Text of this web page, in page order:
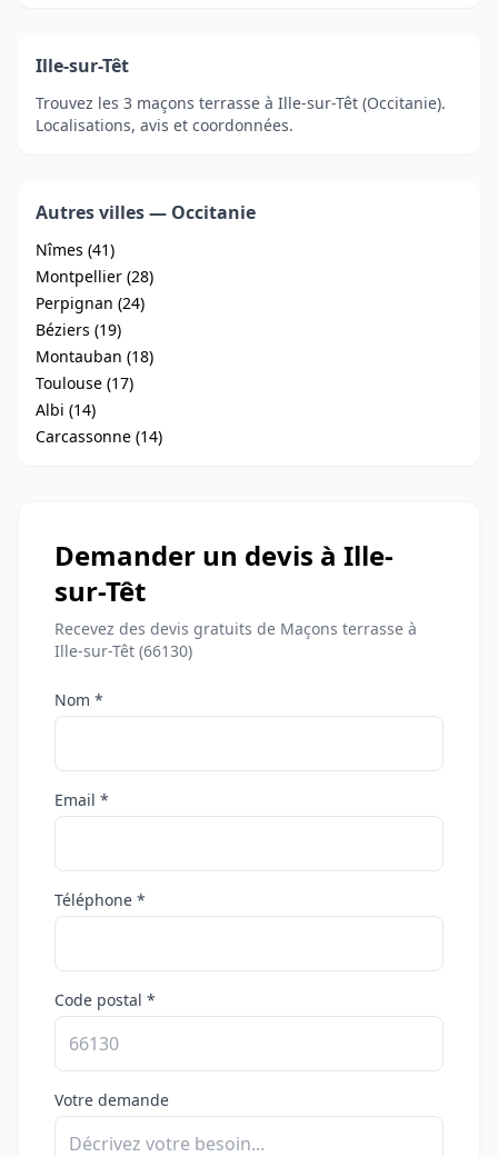
Ille-sur-Têt
Trouvez les 3 maçons terrasse à Ille-sur-Têt (Occitanie).
Localisations, avis et coordonnées.
Autres villes — Occitanie
Nîmes (41)
Montpellier (28)
Perpignan (24)
Béziers (19)
Montauban (18)
Toulouse (17)
Albi (14)
Carcassonne (14)
Demander un devis à Ille-
sur-Têt
Recevez des devis gratuits de Maçons terrasse à
Ille-sur-Têt (66130)
Nom *
Email *
Téléphone *
Code postal *
Votre demande